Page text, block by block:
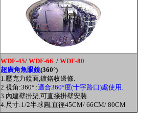
WDF-45/ WDF-66 / WDF-80
超廣角魚眼鏡(360°)
1.壓克力鏡面,鍍鉻收邊條.
2.視角:360° :適合360°度(十字路口)處使用.
3.內建壁掛架,可直接掛壁安裝.
4.尺寸:1/2半球圓,直徑45CM/ 66CM/ 80CM